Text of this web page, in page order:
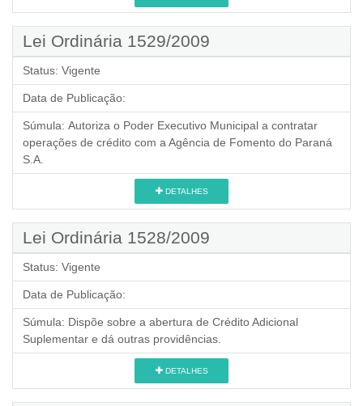
Lei Ordinária 1529/2009
Status: Vigente
Data de Publicação:
Súmula: Autoriza o Poder Executivo Municipal a contratar
operações de crédito com a Agência de Fomento do Paraná
S.A.
DETALHES
Lei Ordinária 1528/2009
Status: Vigente
Data de Publicação:
Súmula: Dispõe sobre a abertura de Crédito Adicional
Suplementar e dá outras providências.
DETALHES